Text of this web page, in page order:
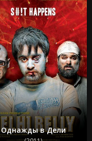
Однажды в Дели